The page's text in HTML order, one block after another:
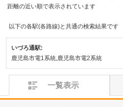
距離の近い順で表示されています
以下の各駅(各路線)と共通の検索結果です
いづろ通駅:
鹿児島市電1系統,鹿児島市電2系統
一覧表示